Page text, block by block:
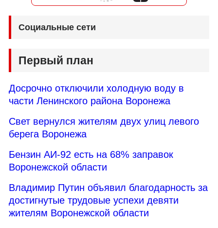
Социальные сети
Первый план
Досрочно отключили холодную воду в
части Ленинского района Воронежа
Свет вернулся жителям двух улиц левого
берега Воронежа
Бензин АИ-92 есть на 68% заправок
Воронежской области
Владимир Путин объявил благодарность за
достигнутые трудовые успехи девяти
жителям Воронежской области